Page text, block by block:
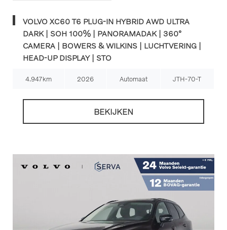
VOLVO XC60 T6 PLUG-IN HYBRID AWD ULTRA
DARK | SOH 100% | PANORAMADAK | 360°
CAMERA | BOWERS & WILKINS | LUCHTVERING |
HEAD-UP DISPLAY | STO
4.947km 2026 Automaat JTH-70-T
BEKIJKEN